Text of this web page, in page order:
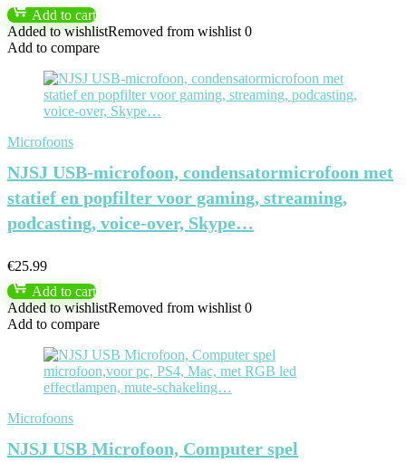
Add to cart
Added to wishlistRemoved from wishlist 0
Add to compare
Microfoons
NJSJ USB-microfoon, condensatormicrofoon met
statief en popfilter voor gaming, streaming,
podcasting, voice-over, Skype…
€25.99
Add to cart
Added to wishlistRemoved from wishlist 0
Add to compare
Microfoons
NJSJ USB Microfoon, Computer spel